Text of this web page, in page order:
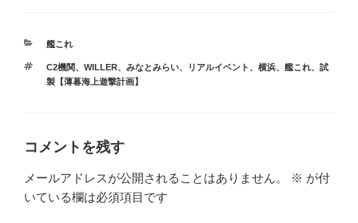
カ
ゴ
リ
艦これ
タ
グ
C2機関、 WILLER、 みなとみらい、 リアルイベント 、 横浜、 艦これ、 試
製【薄暮海上遊撃計画】
コメントを残す
メールアドレスが公開されることはありません。 ※ が付
いている欄は必須項目です